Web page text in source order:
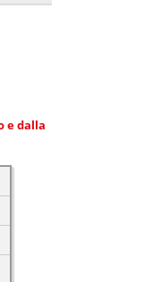
e dalla